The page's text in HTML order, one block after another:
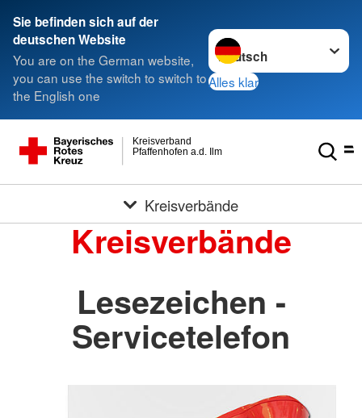
Sie befinden sich auf der
deutschen Website
You are on the German website,
you can use the switch to switch to
the English one
Sprache wechseln zu
Alles klar
Pfaffenhofen a.d. Ilm
Kreisverband
Kreisverbände
Kreisverbände
Lesezeichen -
Servicetelefon